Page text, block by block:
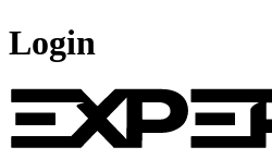
Login